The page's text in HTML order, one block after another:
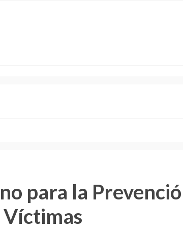
para la